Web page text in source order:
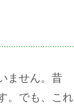
ません。昔
。でも、これ